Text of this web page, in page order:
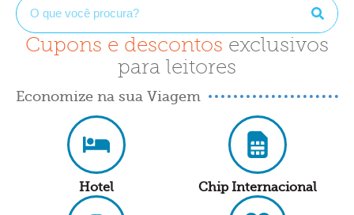
Cupons e descontos exclusivos
para leitores
Economize na sua Viagem
Hotel Chip Internacional